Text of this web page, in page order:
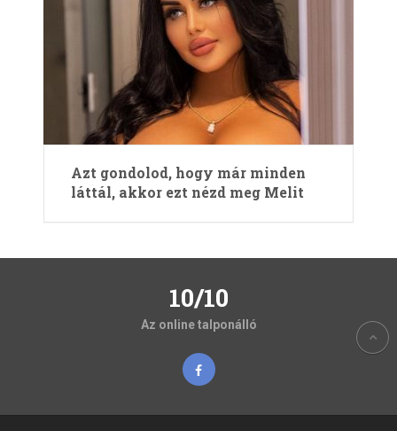
Azt gondolod, hogy már minden
láttál, akkor ezt nézd meg Melit
10/10
Az online talponálló